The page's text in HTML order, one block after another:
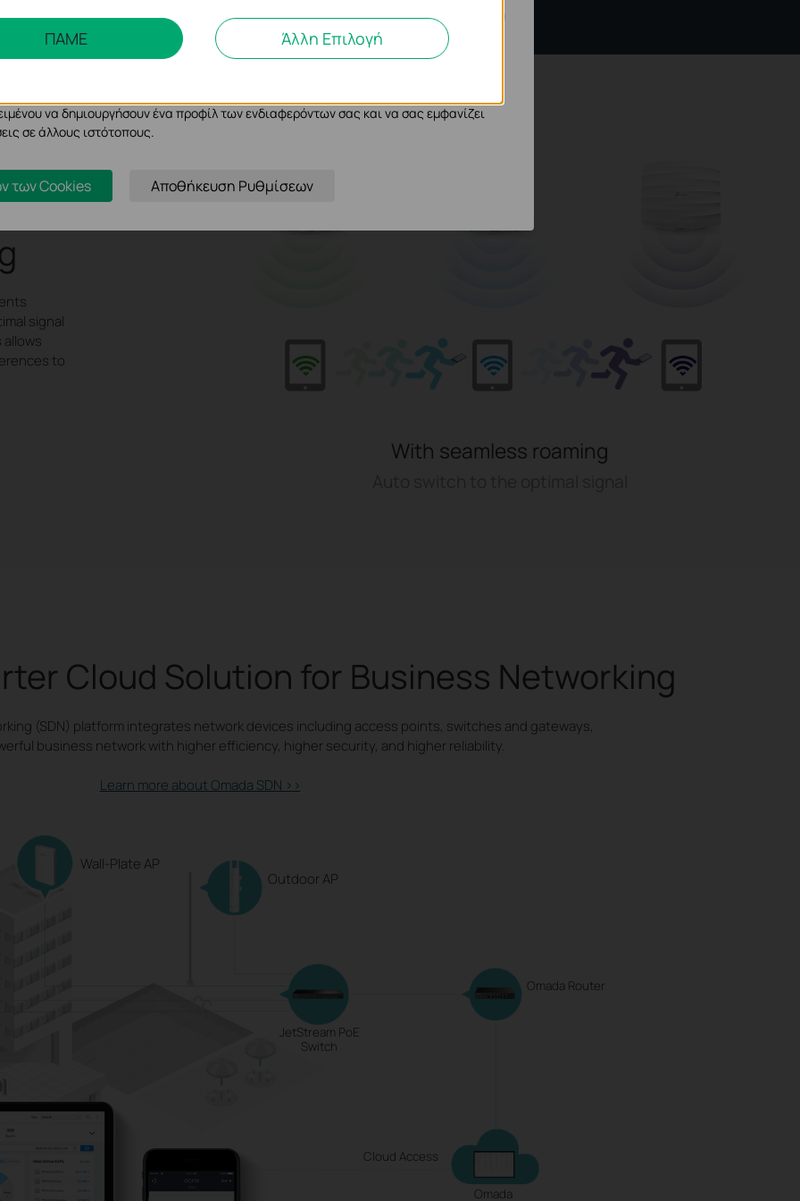
signal
to
With seamless roaming
Cloud Solution for Business Networking
(SDN) platform integrates network devices including access points, switches and gateways,
business network with higher efficiency, higher security, and higher reliability.
Learn more about Omada SDN >>
Wall-Plate AP
Outdoor AP
JetStream PoE
Switch
Omada Router
Cloud Access
Omada
ΠΑΜΕ Άλλη Επιλογή
και Μάρκετινγκ
μας δίνουν τη δυνατότητα να αναλύσουμε τις δραστηριότητές σας στον ιστότοπό
να δημιουργήσουν ένα προφίλ των ενδιαφερόντων σας και να σας εμφανίζει
σε άλλους ιστότοπους.
των Cookies Αποθήκευση Ρυθμίσεων